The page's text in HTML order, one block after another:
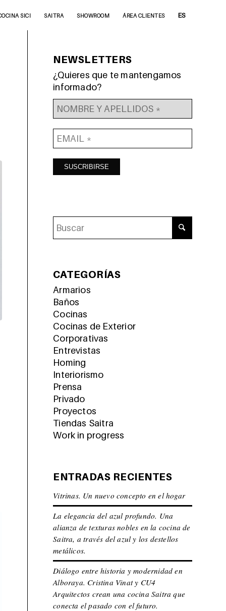
SICI SAITRA SHOWROOM ÁREA CLIENTES ES
NEWSLETTERS
¿Quieres que te mantengamos
informado?
CATEGORÍAS
Armarios
Baños
Cocinas
Cocinas de Exterior
Corporativas
Entrevistas
Homing
Interiorismo
Prensa
Privado
Proyectos
Tiendas Saitra
Work in progress
ENTRADAS RECIENTES
Vitrinas. Un nuevo concepto en el hogar
La elegancia del azul profundo. Una
alianza de texturas nobles en la cocina de
Saitra, a través del azul y los destellos
metálicos.
Diálogo entre historia y modernidad en
Alboraya. Cristina Vinat y CU4
Arquitectos crean una cocina Saitra que
conecta el pasado con el futuro.